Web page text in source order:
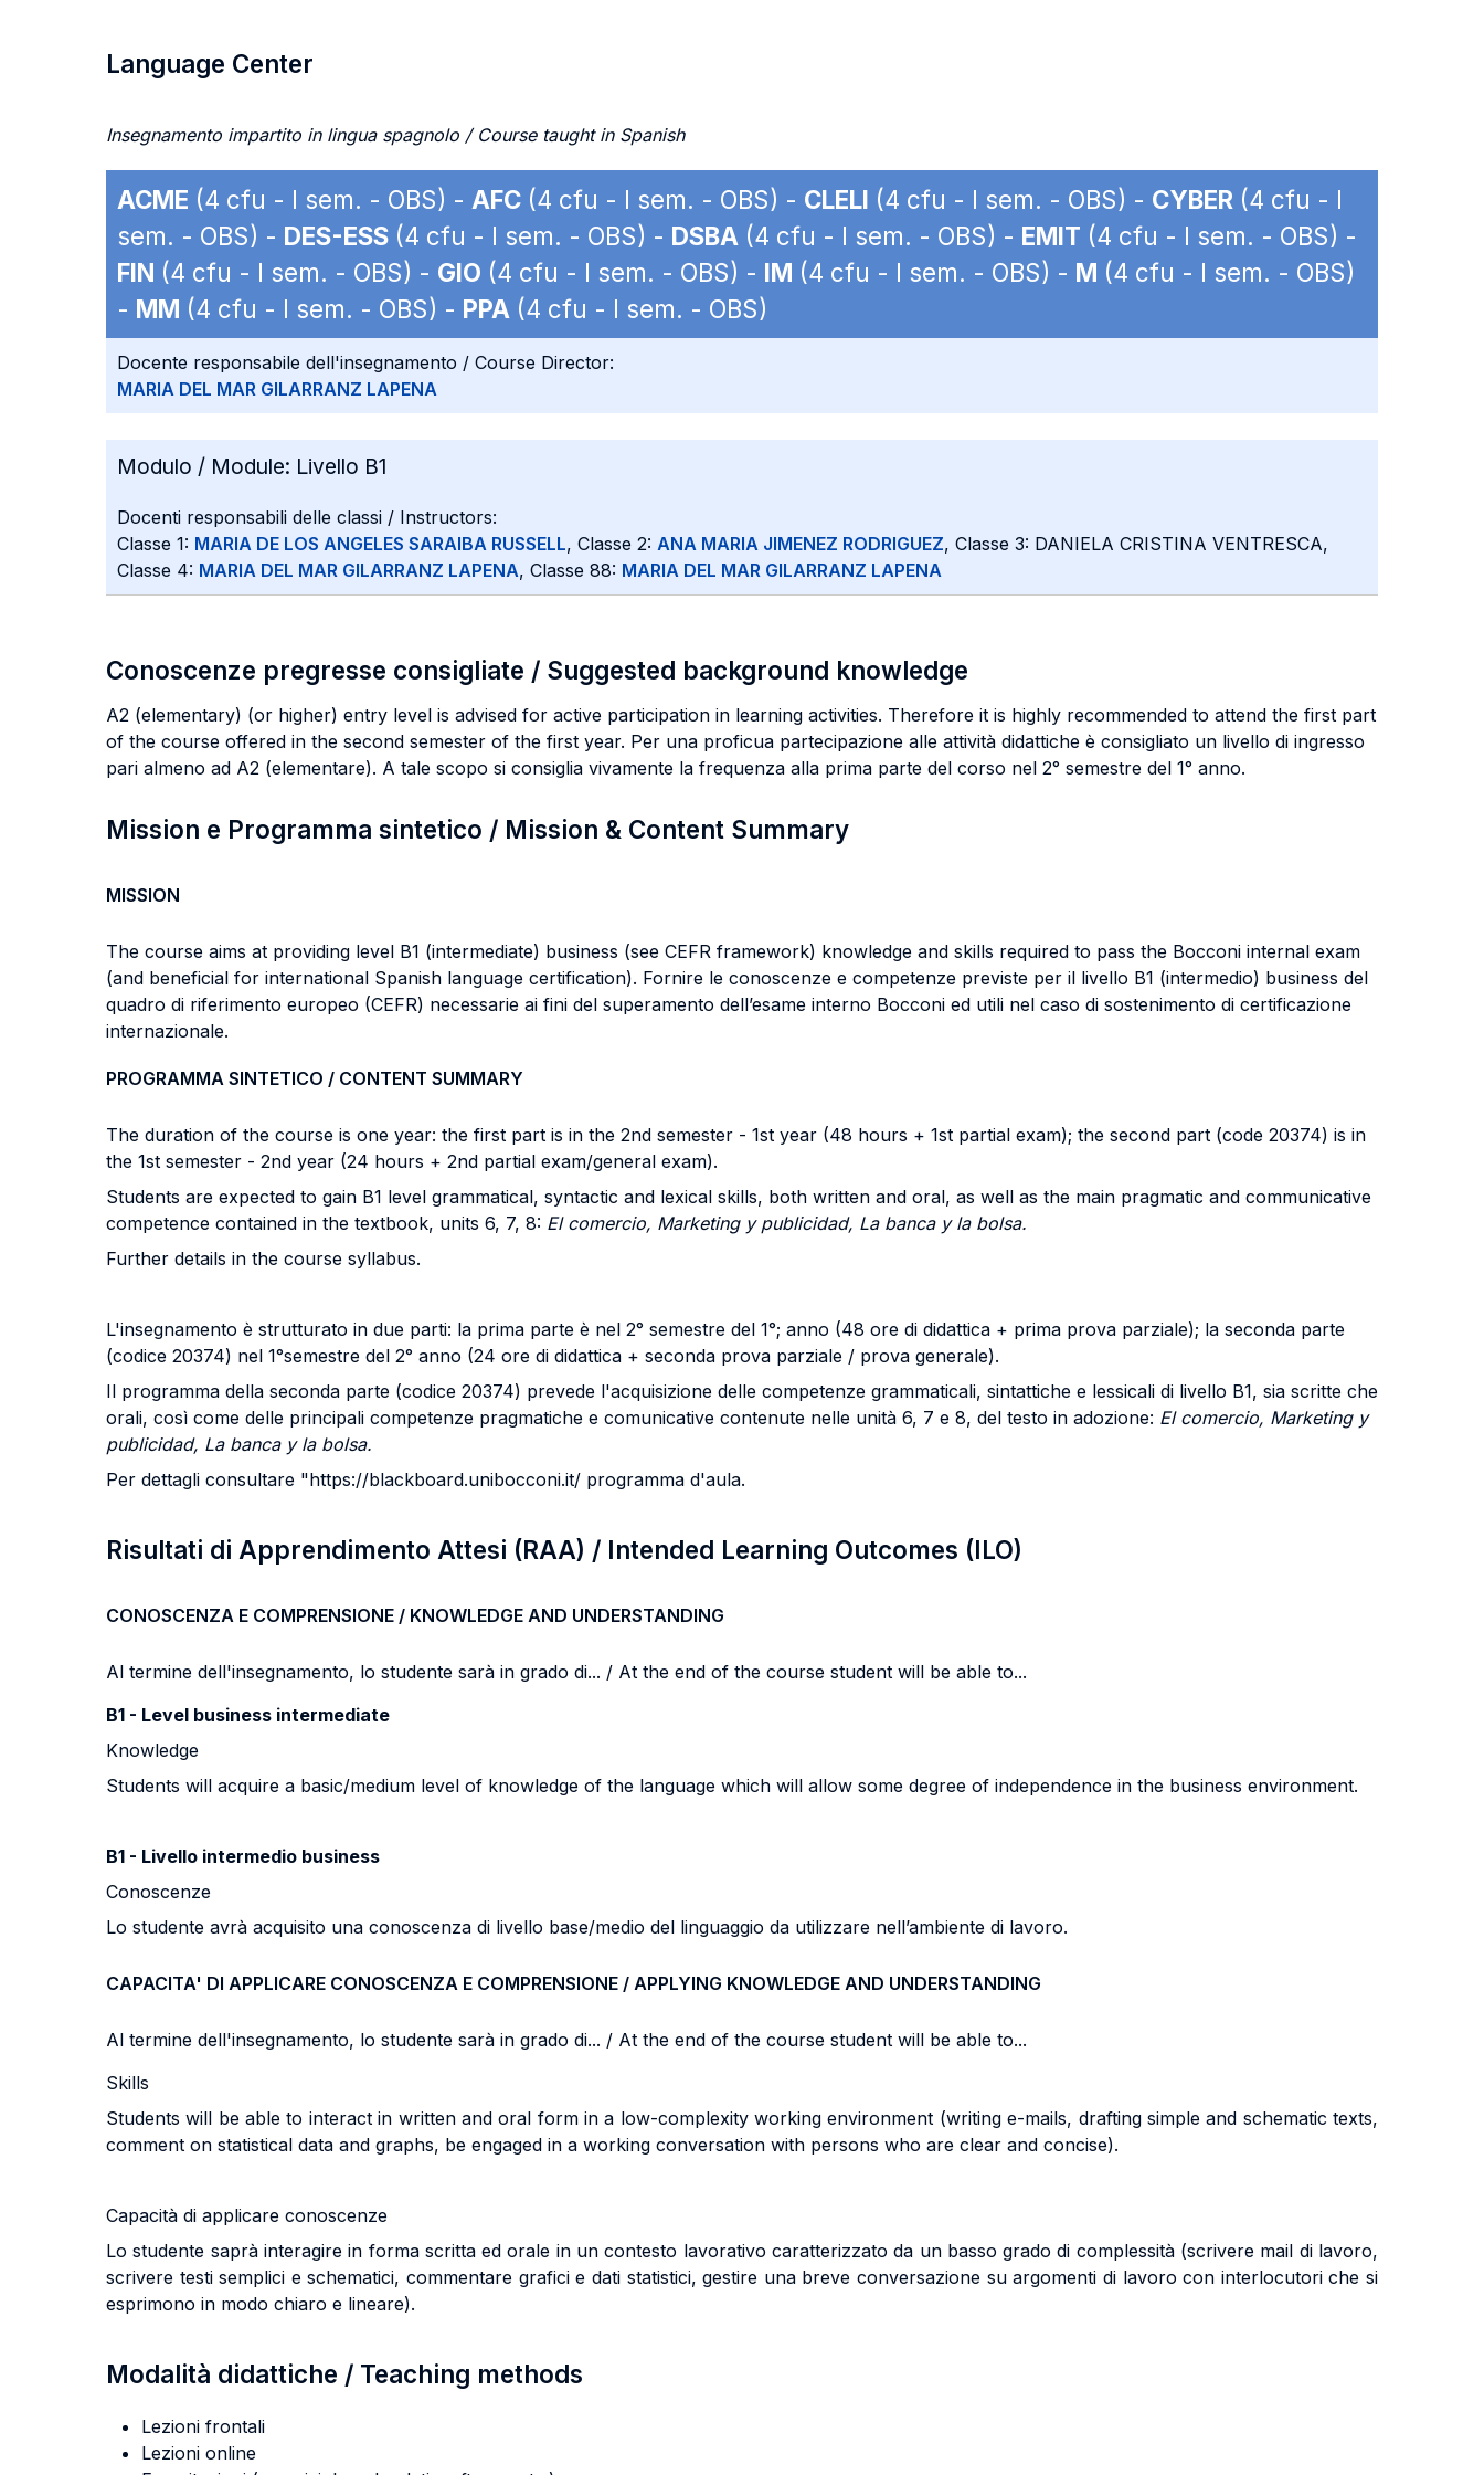
Language Center
Insegnamento impartito in lingua spagnolo / Course taught in Spanish
ACME (4 cfu - I sem. - OBS) - AFC (4 cfu - I sem. - OBS) - CLELI (4 cfu - I sem. - OBS) - CYBER (4 cfu - I
sem. - OBS) - DES-ESS (4 cfu - I sem. - OBS) - DSBA (4 cfu - I sem. - OBS) - EMIT (4 cfu - I sem. - OBS) -
FIN (4 cfu - I sem. - OBS) - GIO (4 cfu - I sem. - OBS) - IM (4 cfu - I sem. - OBS) - M (4 cfu - I sem. - OBS)
- MM (4 cfu - I sem. - OBS) - PPA (4 cfu - I sem. - OBS)
Docente responsabile dell'insegnamento / Course Director:
MARIA DEL MAR GILARRANZ LAPENA
Modulo / Module: Livello B1
Docenti responsabili delle classi / Instructors:
Classe 1: MARIA DE LOS ANGELES SARAIBA RUSSELL, Classe 2: ANA MARIA JIMENEZ RODRIGUEZ, Classe 3: DANIELA CRISTINA VENTRESCA,
Classe 4: MARIA DEL MAR GILARRANZ LAPENA, Classe 88: MARIA DEL MAR GILARRANZ LAPENA
Conoscenze pregresse consigliate / Suggested background knowledge
A2 (elementary) (or higher) entry level is advised for active participation in learning activities. Therefore it is highly recommended to attend the first part
of the course offered in the second semester of the first year. Per una proficua partecipazione alle attività didattiche è consigliato un livello di ingresso
pari almeno ad A2 (elementare). A tale scopo si consiglia vivamente la frequenza alla prima parte del corso nel 2° semestre del 1° anno.
Mission e Programma sintetico / Mission & Content Summary
MISSION
The course aims at providing level B1 (intermediate) business (see CEFR framework) knowledge and skills required to pass the Bocconi internal exam
(and beneficial for international Spanish language certification). Fornire le conoscenze e competenze previste per il livello B1 (intermedio) business del
quadro di riferimento europeo (CEFR) necessarie ai fini del superamento dell’esame interno Bocconi ed utili nel caso di sostenimento di certificazione
internazionale.
PROGRAMMA SINTETICO / CONTENT SUMMARY
The duration of the course is one year: the first part is in the 2nd semester - 1st year (48 hours + 1st partial exam); the second part (code 20374) is in
the 1st semester - 2nd year (24 hours + 2nd partial exam/general exam).
Students are expected to gain B1 level grammatical, syntactic and lexical skills, both written and oral, as well as the main pragmatic and communicative
competence contained in the textbook, units 6, 7, 8: El comercio, Marketing y publicidad, La banca y la bolsa.
Further details in the course syllabus.
L'insegnamento è strutturato in due parti: la prima parte è nel 2° semestre del 1°; anno (48 ore di didattica + prima prova parziale); la seconda parte
(codice 20374) nel 1°semestre del 2° anno (24 ore di didattica + seconda prova parziale / prova generale).
Il programma della seconda parte (codice 20374) prevede l'acquisizione delle competenze grammaticali, sintattiche e lessicali di livello B1, sia scritte che
orali, così come delle principali competenze pragmatiche e comunicative contenute nelle unità 6, 7 e 8, del testo in adozione: El comercio, Marketing y
publicidad, La banca y la bolsa.
Per dettagli consultare "https://blackboard.unibocconi.it/ programma d'aula.
Risultati di Apprendimento Attesi (RAA) / Intended Learning Outcomes (ILO)
CONOSCENZA E COMPRENSIONE / KNOWLEDGE AND UNDERSTANDING
Al termine dell'insegnamento, lo studente sarà in grado di... / At the end of the course student will be able to...
B1 - Level business intermediate
Knowledge
Students will acquire a basic/medium level of knowledge of the language which will allow some degree of independence in the business environment.
B1 - Livello intermedio business
Conoscenze
Lo studente avrà acquisito una conoscenza di livello base/medio del linguaggio da utilizzare nell’ambiente di lavoro.
CAPACITA' DI APPLICARE CONOSCENZA E COMPRENSIONE / APPLYING KNOWLEDGE AND UNDERSTANDING
Al termine dell'insegnamento, lo studente sarà in grado di... / At the end of the course student will be able to...
Skills
Students will be able to interact in written and oral form in a low-complexity working environment (writing e-mails, drafting simple and schematic texts,
comment on statistical data and graphs, be engaged in a working conversation with persons who are clear and concise).
Capacità di applicare conoscenze
Lo studente saprà interagire in forma scritta ed orale in un contesto lavorativo caratterizzato da un basso grado di complessità (scrivere mail di lavoro,
scrivere testi semplici e schematici, commentare grafici e dati statistici, gestire una breve conversazione su argomenti di lavoro con interlocutori che si
esprimono in modo chiaro e lineare).
Modalità didattiche / Teaching methods
Lezioni frontali
Lezioni online